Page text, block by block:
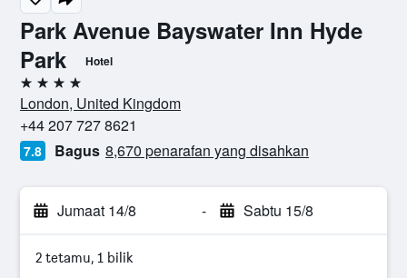
Park Avenue Bayswater Inn Hyde
Park
Hotel
4 bintang
London, United Kingdom
+44 207 727 8621
7.8 Bagus 8,670 penarafan yang disahkan
Jumaat 14/8 - Sabtu 15/8
2 tetamu, 1 bilik